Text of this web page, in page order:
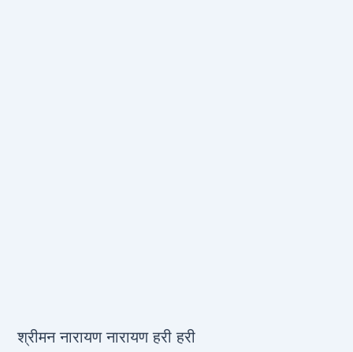
श्रीमन नारायण नारायण हरी हरी